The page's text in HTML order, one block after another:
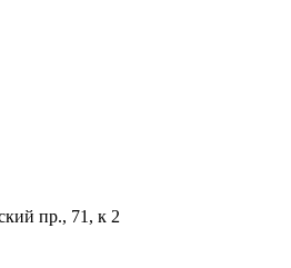
пр., 71, к 2